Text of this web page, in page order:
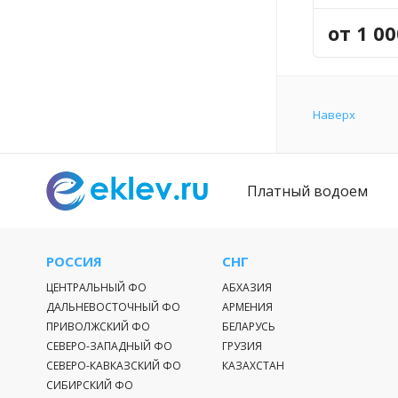
Для
от 1
Наверх
Платный водоем
РОССИЯ
ЦЕНТРАЛЬНЫЙ ФО
ДАЛЬНЕВОСТОЧНЫЙ ФО
ПРИВОЛЖСКИЙ ФО
СЕВЕРО-ЗАПАДНЫЙ ФО
СЕВЕРО-КАВКАЗСКИЙ ФО
СИБИРСКИЙ ФО
СНГ
АБХАЗИЯ
АРМЕНИЯ
БЕЛАРУСЬ
ГРУЗИЯ
КАЗАХСТАН